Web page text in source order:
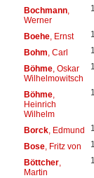
Bochmann,
Werner
Boehe, Ernst
Bohm , Carl
Böhme, Oskar
Wilhelmowitsch
Böhme,
Heinrich
Wilhelm
Borck, Edmund
Bose, Fritz von
Böttcher,
Martin